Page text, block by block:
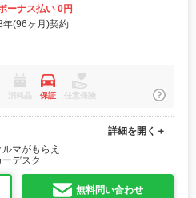
ーナス払い 0円
年(96ヶ月)契約
消耗品 保証 任意保険
マがもらえ
デスク
詳細を開く＋
無料問い合わせ